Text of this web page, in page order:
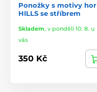
Ponožky s motivy hor
HILLS se stříbrem
Skladem, v pondělí 10. 8. u
vás
350 Kč